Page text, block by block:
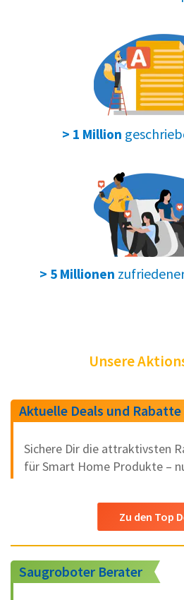
> 1 Million
> 5 Millionen
Unsere
Aktuelle Deals und Rabatte
Sichere Dir die attraktivsten
für Smart Home Produkte –
Zu den Top
Saugroboter Berater